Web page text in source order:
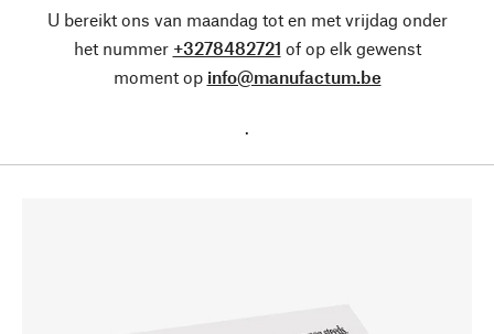
U bereikt ons van maandag tot en met vrijdag onder
het nummer +3278482721 of op elk gewenst
moment op info@manufactum.be
.